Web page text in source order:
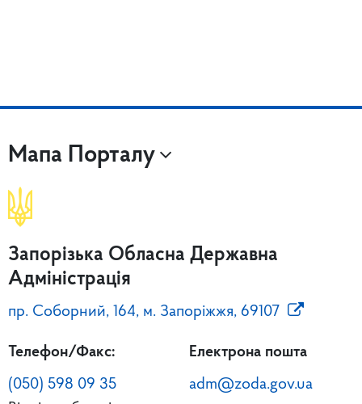
Мапа Порталу
Запорізька Обласна Державна
Адміністрація
пр. Соборний, 164, м. Запоріжжя, 69107
Телефон/Факс:
(050) 598 09 35
Електрона пошта
adm@zoda.gov.ua